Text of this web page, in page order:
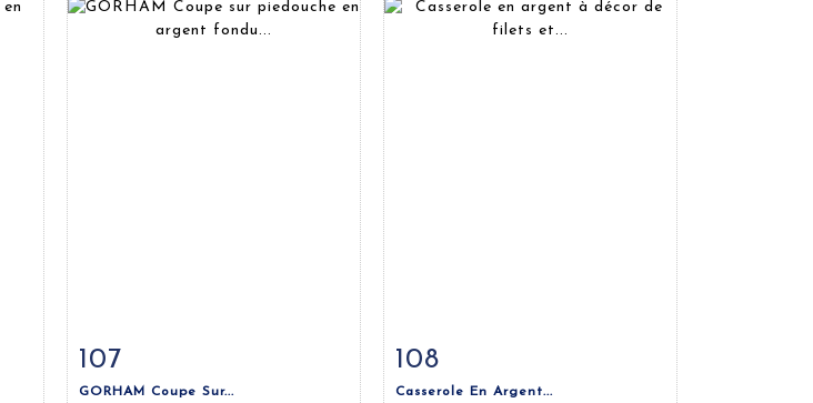
Fiche détaillée
107
GORHAM Coupe Sur...
Fiche détaillée
108
Casserole En Argent...